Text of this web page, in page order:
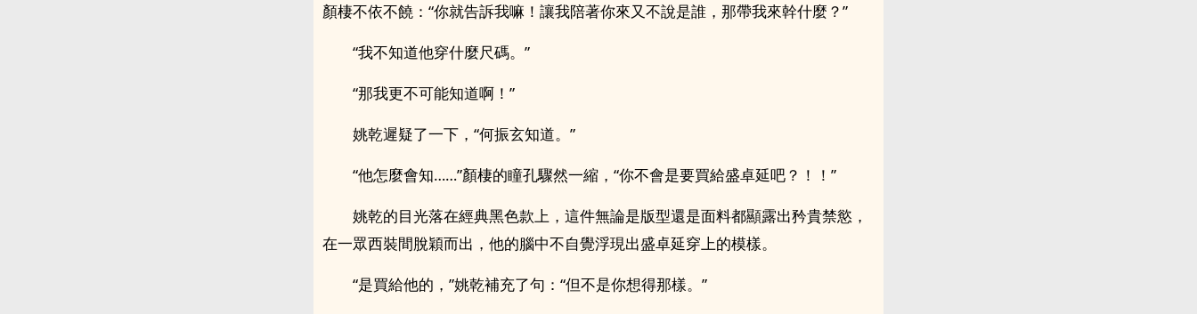
顏棲不依不饒：“你就告訴我嘛！讓我陪著你來又不說是誰，那帶我來幹什麼？”
“我不知道他穿什麼尺碼。”
“那我更不可能知道啊！”
姚乾遲疑了一下，“何振玄知道。”
“他怎麼會知……”顏棲的瞳孔驟然一縮，“你不會是要買給盛卓延吧？！！”
姚乾的目光落在經典黑色款上，這件無論是版型還是面料都顯露出矜貴禁慾，
在一眾西裝間脫穎而出，他的腦中不自覺浮現出盛卓延穿上的模樣。
“是買給他的，”姚乾補充了句：“但不是你想得那樣。”